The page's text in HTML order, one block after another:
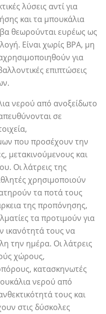
λύσεις αντί για
και τα μπουκάλια
θεωρούνται ευρέως ως
Είναι χωρίς BPA, μη
για
επιπτώσεις
νερού από ανοξείδωτο
σε
που προσέχουν την
μετακινούμενους και
Οι λάτρεις της
χρησιμοποιούν
τα ποτά τους
της προπόνησης,
τα προτιμούν για
ικανότητά τους να
την ημέρα. Οι λάτρεις
χώρους,
κατασκηνωτές
νερού από
τους και
στις δύσκολες